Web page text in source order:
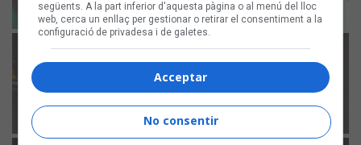
següents. A la part inferior d'aquesta pàgina o al menú del lloc
web, cerca un enllaç per gestionar o retirar el consentiment a la
configuració de privadesa i de galetes.
Acceptar
No consentir